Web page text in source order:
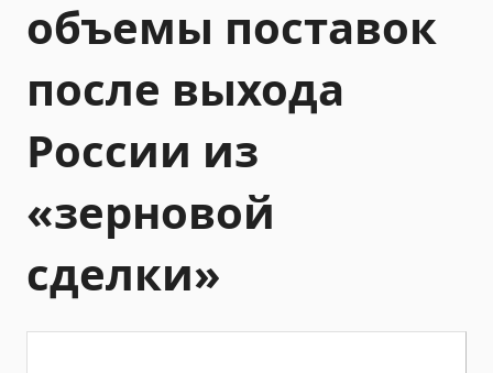
объемы поставок
после выхода
России из
«зерновой
сделки»